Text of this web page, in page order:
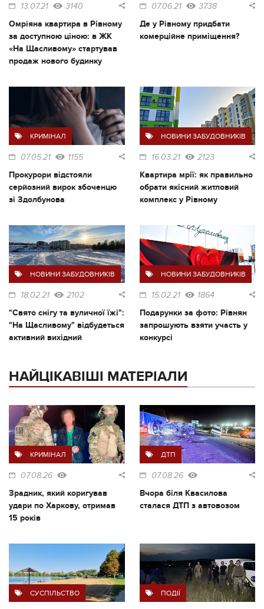
13.07.21 3140
Омріяна квартира в Рівному
за доступною ціною: в ЖК
«На Щасливому» стартував
продаж нового будинку
07.06.21 3738
Де у Рівному придбати
комерційне приміщення?
КРИМІНАЛ
07.05.21 1155
Прокурори відстояли
серйозний вирок збоченцю
зі Здолбунова
НОВИНИ ЗАБУДОВНИКІВ
16.03.21 2123
Квартира мрії: як правильно
обрати якісний житловий
комплекс у Рівному
НОВИНИ ЗАБУДОВНИКІВ
18.02.21 2102
"Свято снігу та вуличної їжі":
"На Щасливому" відбудеться
активний вихідний
НОВИНИ ЗАБУДОВНИКІВ
15.02.21 1864
Подарунки за фото: Рівнян
запрошують взяти участь у
конкурсі
НАЙЦІКАВІШІ МАТЕРІАЛИ
КРИМІНАЛ
07.08.26
Зрадник, який коригував
удари по Харкову, отримав
15 років
ДТП
07.08.26
Вчора біля Квасилова
сталася ДТП з автовозом
СУСПІЛЬСТВО ПОДІЇ